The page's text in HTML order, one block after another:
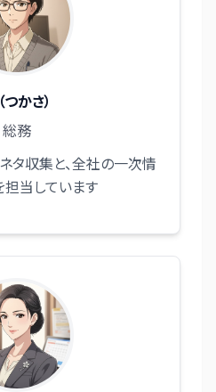
つかさ）
総務
タ収集と、全社の一次情
当しています